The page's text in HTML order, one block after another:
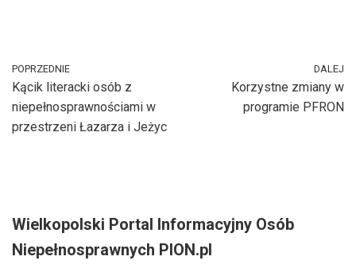
POPRZEDNIE
Kącik literacki osób z
niepełnosprawnościami w
przestrzeni Łazarza i Jeżyc
DALEJ
Korzystne zmiany w
programie PFRON
Wielkopolski Portal Informacyjny Osób
Niepełnosprawnych PION.pl